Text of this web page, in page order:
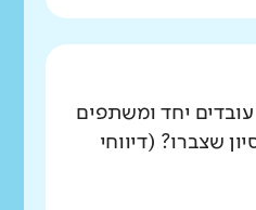
עובדים יחד ומשתפים
שצברו? (דיווחי